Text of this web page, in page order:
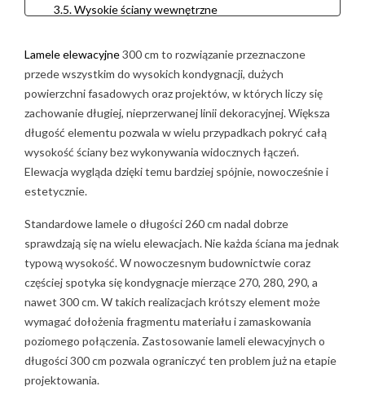
3.5. Wysokie ściany wewnętrzne
4.1. Mniejsza liczba widocznych łączeń
4.2. Spójny efekt pionowych linii
4.3. Większa swoboda projektowania
4.4. Mniej prac przy maskowaniu połączeń
4.5. Lekka konstrukcja
5. Czy lamele elewacyjne 300 cm są trudniejsze w
montażu?
6. Jak zamontować lamele elewacyjne 300 cm?
8. Jak obliczyć liczbę lameli potrzebnych na elewację?
9. Czy lamele 300 cm zawsze ograniczają ilość odpadów?
10. Jak transportować i przechowywać lamele długości
300 cm?
11. W jakich kolorach dostępne są lamele elewacyjne 300
cm?
11.1. Odcienie drewnopodobne
11.2. Grafit i ciemne warianty
11.3. Jasne i piaskowe odcienie
Lamele elewacyjne300 cm to rozwiązanie przeznaczone
przede wszystkim do wysokich kondygnacji, dużych
powierzchni fasadowych oraz projektów, w których liczy się
zachowanie długiej, nieprzerwanej linii dekoracyjnej. Większa
długość elementu pozwala w wielu przypadkach pokryć całą
wysokość ściany bez wykonywania widocznych łączeń.
Elewacja wygląda dzięki temu bardziej spójnie, nowocześnie i
estetycznie.
Standardowe lamele o długości 260 cm nadal dobrze
sprawdzają się na wielu elewacjach. Nie każda ściana ma jednak
typową wysokość. W nowoczesnym budownictwie coraz
częściej spotyka się kondygnacje mierzące 270, 280, 290, a
nawet 300 cm. W takich realizacjach krótszy element może
wymagać dołożenia fragmentu materiału i zamaskowania
poziomego połączenia. Zastosowanie lameli elewacyjnych o
długości 300 cm pozwala ograniczyć ten problem już na etapie
projektowania.